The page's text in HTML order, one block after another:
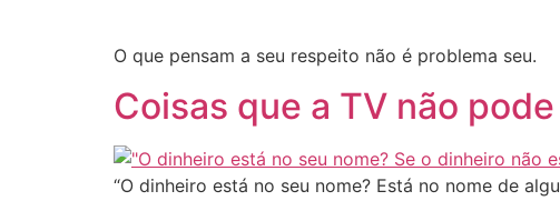
O que pensam a seu respeito não é problema seu.
Coisas que a TV não
“O dinheiro está no seu nome? Está no nome de